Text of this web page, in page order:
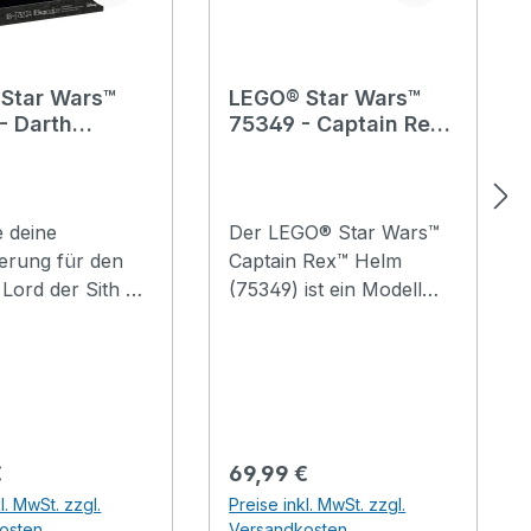
Wars™
Darth
deine
für den
der Sith mit
Szenen aus
Saga in
während du
Preis:
MwSt. zzgl.
LEGO® Star Wars™
75349 - Captain Rex™
Der LEGO® Star Wars™
Captain Rex™ Helm
(75349) ist ein Modell
501. Legion würdigen.
Dieses Projekt lässt dich
achtsam bauen und
Regulärer Preis:
69,99 €
Preise inkl. MwSt. zzgl.